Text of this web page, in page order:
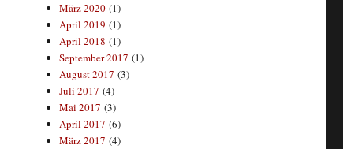
März 2020 (1)
April 2019 (1)
April 2018 (1)
September 2017 (1)
August 2017 (3)
Juli 2017 (4)
Mai 2017 (3)
April 2017 (6)
März 2017 (4)